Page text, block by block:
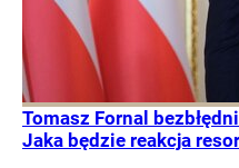
Tomasz Fornal
Jaka będzie reakcja